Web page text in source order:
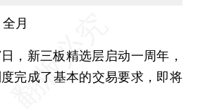
月
新三板精选层启动一周年，
完成了基本的交易要求，即将